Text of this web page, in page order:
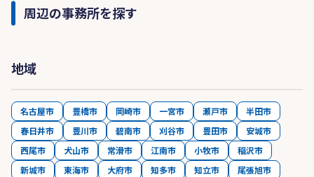
周辺の事務所を探す
地域
名古屋市 豊橋市 岡崎市 一宮市 瀬戸市
半田市
春日井市
豊川市 碧南市 刈谷市 豊田市
安城市
西尾市
犬山市 常滑市 江南市 小牧市
稲沢市
新城市
東海市 大府市 知多市 知立市
尾張旭市